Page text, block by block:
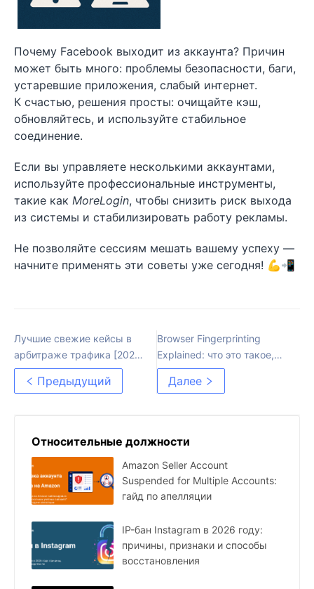
Почему Facebook выходит из аккаунта? Причин
может быть много: проблемы безопасности, баги,
устаревшие приложения, слабый интернет.
К счастью, решения просты: очищайте кэш,
обновляйтесь, и используйте стабильное
соединение.
Если вы управляете несколькими аккаунтами,
используйте профессиональные инструменты,
такие как MoreLogin, чтобы снизить риск выхода
из системы и стабилизировать работу рекламы.
Не позволяйте сессиям мешать вашему успеху —
начните применять эти советы уже сегодня! 💪📲
Лучшие свежие кейсы в
арбитраже трафика [2025]
актуальная подборка
Предыдущий
Browser Fingerprinting
Explained: что это такое,
как это работает и как
этому мешать
Далее
Относительные должности
Amazon Seller Account
Suspended for Multiple Accounts:
гайд по апелляции
IP-бан Instagram в 2026 году:
причины, признаки и способы
восстановления